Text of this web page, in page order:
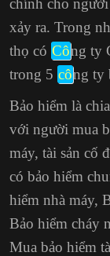
xảy ra. Trong
thọ có Công ty
trong 5 công ty
Bảo hiểm là
với người mua
máy, tài sản cố
có bảo hiểm
hiểm nhà máy,
Bảo hiểm cháy
Mua bảo hiểm